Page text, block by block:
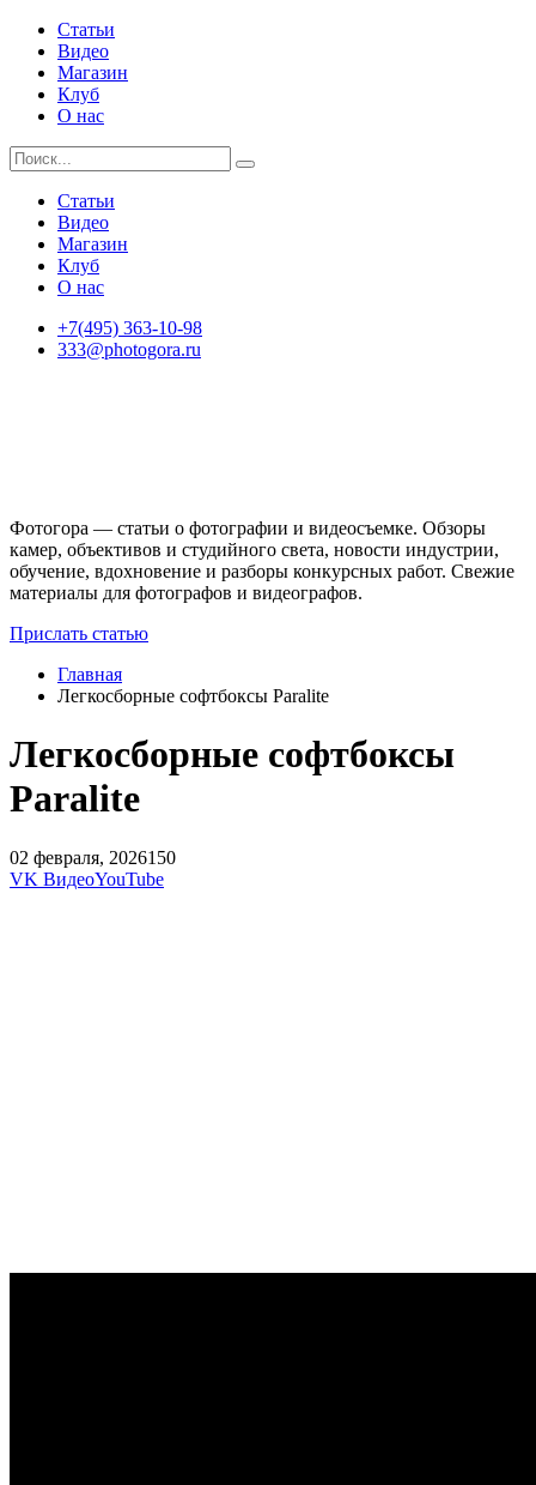
Статьи
Видео
Магазин
Клуб
О нас
Статьи
Видео
Магазин
Клуб
О нас
+7(495) 363-10-98
333@photogora.ru
Фотогора — статьи о фотографии и видеосъемке. Обзоры
камер, объективов и студийного света, новости индустрии,
обучение, вдохновение и разборы конкурсных работ. Свежие
материалы для фотографов и видеографов.
Прислать статью
Главная
Легкосборные софтбоксы Paralite
Легкосборные софтбоксы
Paralite
02 февраля, 2026150
VK ВидеоYouTube